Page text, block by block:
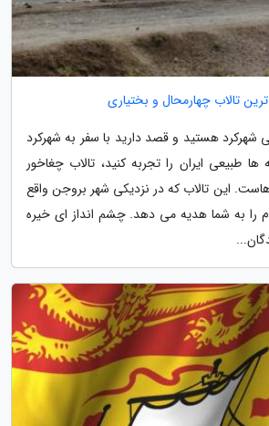
تالاب چهارمحال و بختیاری
شهرکرد هستید و قصد دارید با سفر به شهرکرد
ها طبیعی ایران را تجربه کنید، تالاب چغاخور
این تالاب که در نزدیکی شهر بروجن واقع
را به شما هدیه می دهد. چشم انداز ای خیره